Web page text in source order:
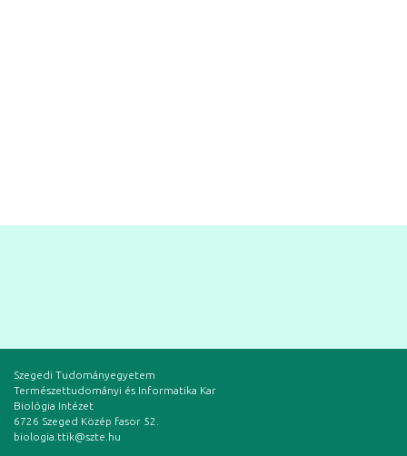
Szegedi Tudományegyetem
Természettudományi és Informatika Kar
Biológia Intézet
6726 Szeged Közép fasor 52.
biologia.ttik@szte.hu